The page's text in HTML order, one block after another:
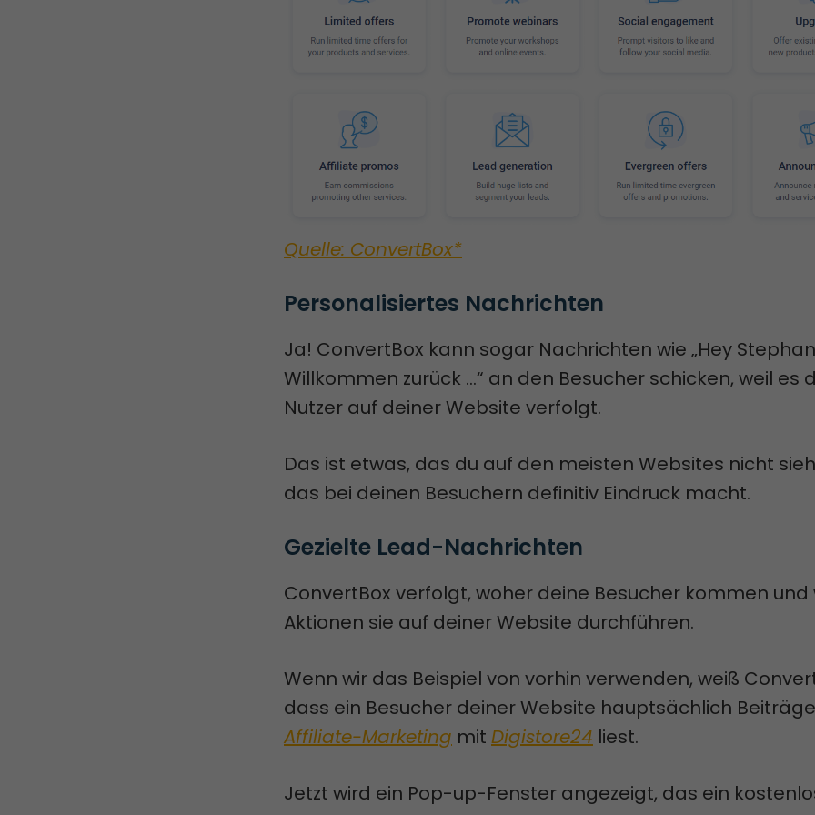
Quelle: ConvertBox*
Personalisiertes Nachrichten
Ja! ConvertBox kann sogar Nachrichten wie „Hey
Willkommen zurück …“ an den Besucher schicken, weil es
Nutzer auf deiner Website verfolgt.
Das ist etwas, das du auf den meisten Websites nicht
das bei deinen Besuchern definitiv Eindruck macht.
Gezielte Lead-Nachrichten
ConvertBox verfolgt, woher deine Besucher kommen und
Aktionen sie auf deiner Website durchführen.
Wenn wir das Beispiel von vorhin verwenden, weiß
dass ein Besucher deiner Website hauptsächlich
Affiliate-Marketing mit Digistore24 liest.
Jetzt wird ein Pop-up-Fenster angezeigt, das ein